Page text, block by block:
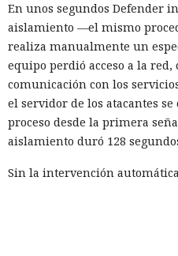
En unos segundos Defender
aislamiento —el mismo
realiza manualmente un
equipo perdió acceso a la
comunicación con los
el servidor de los atacantes
proceso desde la primera
aislamiento duró 128
Sin la intervención